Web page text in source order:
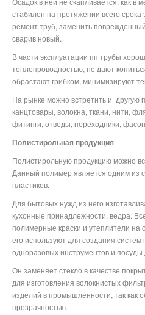
стабилен на протяжении всего
ремонт труб, заменить
сварив новый.
В части эксплуатации пп трубы
теплопроводностью, не дают
обрастают грибком, минимизируют
На рынке можно встретить и другую
канцтовары, волокна, ткани, нити,
фитинги, отводы, переходники,
Полистирольная продукция
Полистирольную продукцию можно
Данный полимер является одним из
пластиков.
Для бытовых нужд из него
кухонные принадлежности, ведра.
полимерные краски и утеплители
его используют для создания
одноразовых инструментов и посуды
Он заменяет стекло в качестве
для изготовления волокнистых
изделий в промышленности, так как
прозрачностью.